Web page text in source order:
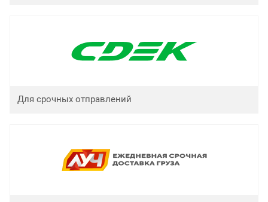
Для срочных отправлений